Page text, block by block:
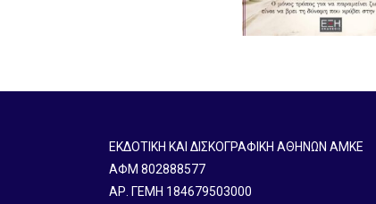
ΕΚΔΟΤΙΚΗ ΚΑΙ ΔΙΣΚΟΓΡΑΦΙΚΗ ΑΘΗΝΩΝ ΑΜΚΕ
ΑΦΜ 802888577
ΑΡ. ΓΕΜΗ 184679503000